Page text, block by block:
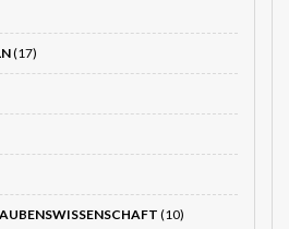
(17)
(10)